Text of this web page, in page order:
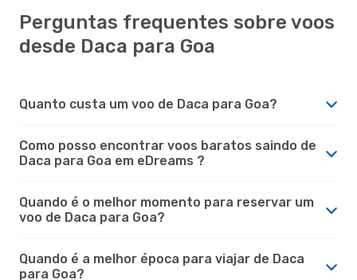
Perguntas frequentes sobre voos
desde Daca para Goa
Quanto custa um voo de Daca para Goa?
Como posso encontrar voos baratos saindo de
Daca para Goa em eDreams ?
Quando é o melhor momento para reservar um
voo de Daca para Goa?
Quando é a melhor época para viajar de Daca
para Goa?